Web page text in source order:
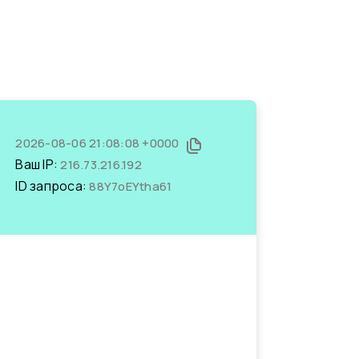
2026-08-06 21:08:08 +0000
Ваш IP:216.73.216.192
ID запроса:88Y7oEYtha61